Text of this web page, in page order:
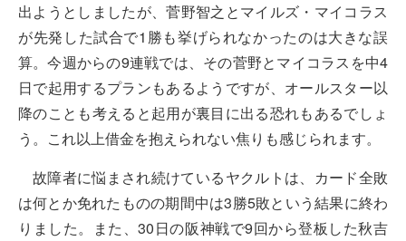
出ようとしましたが、菅野智之とマイルズ・マイコラス
が先発した試合で1勝も挙げられなかったのは大きな誤
算。今週からの9連戦では、その菅野とマイコラスを中4
日で起用するプランもあるようですが、オールスター以
降のことも考えると起用が裏目に出る恐れもあるでしょ
う。これ以上借金を抱えられない焦りも感じられます。
故障者に悩まされ続けているヤクルトは、カード全敗
は何とか免れたものの期間中は3勝5敗という結果に終わ
りました。また、30日の阪神戦で9回から登板した秋吉